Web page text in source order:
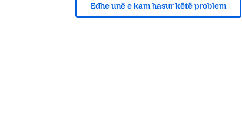
Edhe unë e kam hasur këtë problem